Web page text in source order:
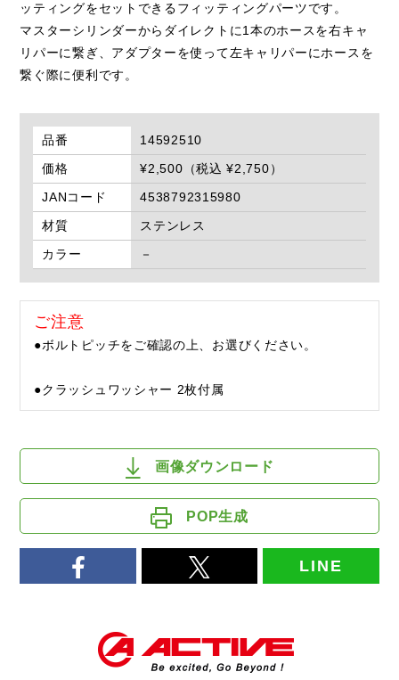
ッティングをセットできるフィッティングパーツです。
マスターシリンダーからダイレクトに1本のホースを右キャ
リパーに繋ぎ、アダプターを使って左キャリパーにホースを
繋ぐ際に便利です。
品番
14592510
価格
¥2,500（税込 ¥2,750）
JANコード
4538792315980
材質
ステンレス
カラー
－
ご注意
●ボルトピッチをご確認の上、お選びください。
●クラッシュワッシャー 2枚付属
画像ダウンロード
POP生成
LINE